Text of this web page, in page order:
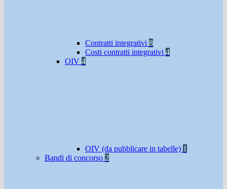
Contratti integrativi 8
Costi contratti integrativi 4
OIV 4
OIV (da pubblicare in tabelle) 1
Bandi di concorso 2